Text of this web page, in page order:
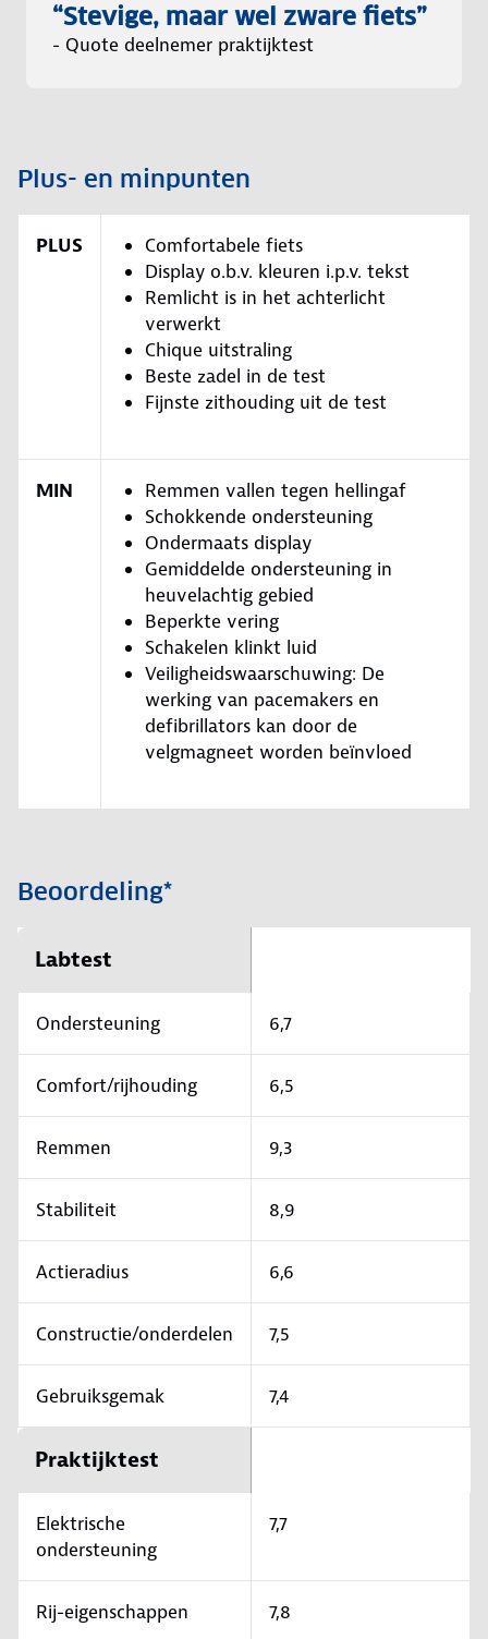
“Stevige, maar wel zware fiets”
- Quote deelnemer praktijktest
Plus- en minpunten
PLUS
Comfortabele fiets
Display o.b.v. kleuren i.p.v. tekst
Remlicht is in het achterlicht
verwerkt
Chique uitstraling
Beste zadel in de test
Fijnste zithouding uit de test
MIN
Remmen vallen tegen hellingaf
Schokkende ondersteuning
Ondermaats display
Gemiddelde ondersteuning in
heuvelachtig gebied
Beperkte vering
Schakelen klinkt luid
Veiligheidswaarschuwing: De
werking van pacemakers en
defibrillators kan door de
velgmagneet worden beïnvloed
Beoordeling*
Labtest
Ondersteuning 6,7
Comfort/rijhouding 6,5
Remmen 9,3
Stabiliteit 8,9
Actieradius 6,6
Constructie/onderdelen 7,5
Gebruiksgemak 7,4
Praktijktest
Elektrische
ondersteuning
7,7
Rij-eigenschappen 7,8